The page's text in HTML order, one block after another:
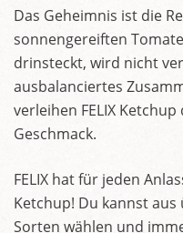
Das Geheimnis ist die
sonnengereiften
drinsteckt, wird nicht
ausbalanciertes
verleihen FELIX
Geschmack.
FELIX hat für jeden
Ketchup! Du kannst
Sorten wählen und